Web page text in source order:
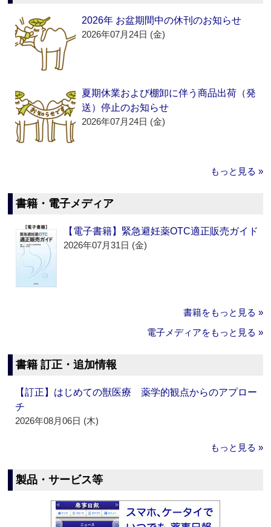
2026年 お盆期間中の休刊のお知らせ
2026年07月24日 (金)
夏期休業および棚卸に伴う商品出荷（発
送）停止のお知らせ
2026年07月24日 (金)
もっと見る »
書籍・電子メディア
【電子書籍】緊急避妊薬OTC適正販売ガイド
2026年07月31日 (金)
書籍をもっと見る »
電子メディアをもっと見る »
書籍 訂正・追加情報
【訂正】はじめての獣医療 薬学的観点からのアプロー
チ
2026年08月06日 (木)
もっと見る »
製品・サービス等